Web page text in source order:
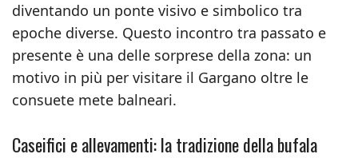
diventando un ponte visivo e simbolico tra
epoche diverse. Questo incontro tra passato e
presente è una delle sorprese della zona: un
motivo in più per visitare il Gargano oltre le
consuete mete balneari.
Caseifici e allevamenti: la tradizione della bufala